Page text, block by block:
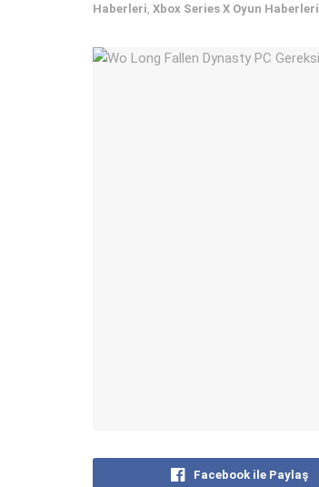
Haberleri Xbox Series X Oyun Haberleri
Facebook ile Paylaş